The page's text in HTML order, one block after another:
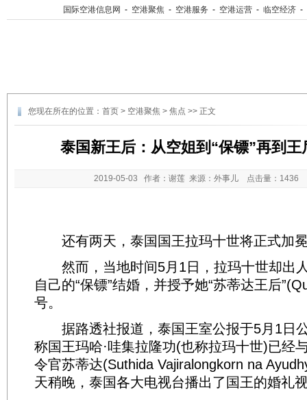
国际空港信息网 - 空港聚焦 - 空港服务 - 空港运营 - 临空经济 -
您现在所在的位置： 首页 > 空港聚焦 > 焦点 >> 正文
泰国新王后：从空姐到“保镖”再到王
2019-05-03 作者：谢莲 来源：外事儿 点击量： 1436
还有两天，泰国国王拉玛十世将正式加
然而，当地时间5月1日，拉玛十世却出
自己的“保镖”结婚，并授予她“苏蒂达王后
号。
据路透社报道，泰国王室公报于5月1日
称国王玛哈·哇集拉隆功(也称拉玛十世)已经
令官苏蒂达(Suthida Vajiralongkorn na
天稍晚，泰国各大电视台播出了国王的婚礼